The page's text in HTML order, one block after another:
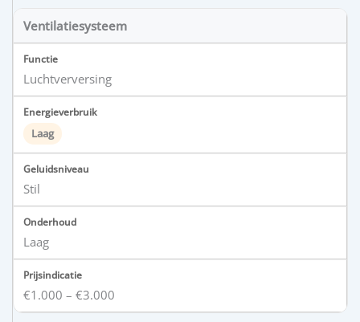
Ventilatiesysteem
Luchtverversing
Laag
Stil
Laag
€1.000 – €3.000